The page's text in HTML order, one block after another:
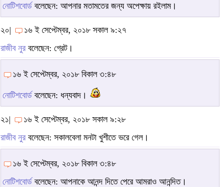
নোটিশবোর্ডবলেছেন: আপনার মতামতের জন্য অপেক্ষায় রইলাম।
২০|
১৬ ই সেপ্টেম্বর, ২০১৮ সকাল ৯:২৭
রাজীব নুর বলেছেন: গ্রেট।
১৬ ই সেপ্টেম্বর, ২০১৮ বিকাল ৩:৪৮
নোটিশবোর্ডবলেছেন: ধন্যবাদ।
২১|
১৬ ই সেপ্টেম্বর, ২০১৮ সকাল ৯:২৮
রাজীব নুর বলেছেন: সকালবেলা মনটা খুশীতে ভরে গেল।
১৬ ই সেপ্টেম্বর, ২০১৮ বিকাল ৩:৪৮
নোটিশবোর্ডবলেছেন: আপনাকে আনন্দ দিতে পেরে আমরাও আনন্দিত।